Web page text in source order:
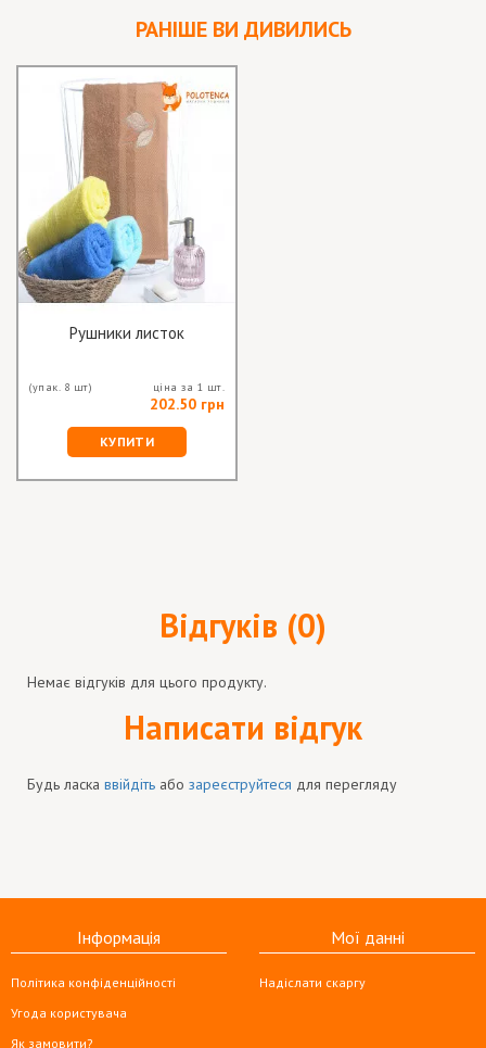
РАНІШЕ ВИ ДИВИЛИСЬ
Рушники листок
(упак. 8 шт) ціна за 1 шт.
202.50 грн
КУПИТИ
Відгуків (0)
Немає відгуків для цього продукту.
Написати відгук
Будь ласка ввійдіть або зареєструйтеся для перегляду
Інформація
Політика конфіденційності
Угода користувача
Як замовити?
Мої данні
Надіслати скаргу